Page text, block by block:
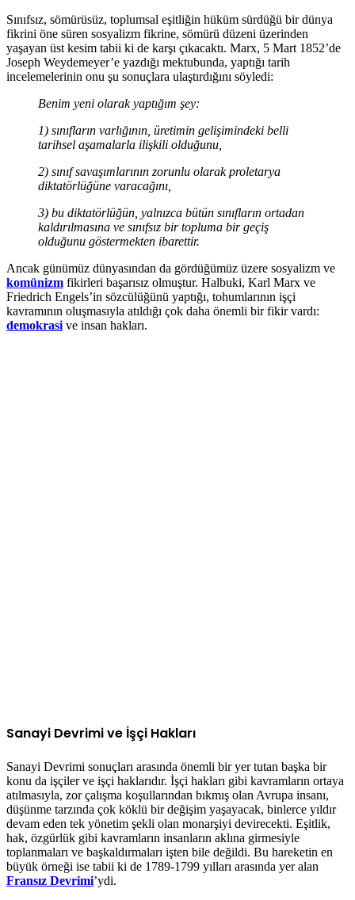
Sınıfsız, sömürüsüz, toplumsal eşitliğin hüküm sürdüğü bir dünya
fikrini öne süren sosyalizm fikrine, sömürü düzeni üzerinden
yaşayan üst kesim tabii ki de karşı çıkacaktı. Marx, 5 Mart 1852’de
Joseph Weydemeyer’e yazdığı mektubunda, yaptığı tarih
incelemelerinin onu şu sonuçlara ulaştırdığını söyledi:
Benim yeni olarak yaptığım şey:
1) sınıfların varlığının, üretimin gelişimindeki belli
tarihsel aşamalarla ilişkili olduğunu,
2) sınıf savaşımlarının zorunlu olarak proletarya
diktatörlüğüne varacağını,
3) bu diktatörlüğün, yalnızca bütün sınıfların ortadan
kaldırılmasına ve sınıfsız bir topluma bir geçiş
olduğunu göstermekten ibarettir.
Ancak günümüz dünyasından da gördüğümüz üzere sosyalizm ve
komünizm fikirleri başarısız olmuştur. Halbuki, Karl Marx ve
Friedrich Engels’in sözcülüğünü yaptığı, tohumlarının işçi
kavramının oluşmasıyla atıldığı çok daha önemli bir fikir vardı:
demokrasi ve insan hakları.
Sanayi Devrimi ve İşçi Hakları
Sanayi Devrimi sonuçları arasında önemli bir yer tutan başka bir
konu da işçiler ve işçi haklarıdır. İşçi hakları gibi kavramların ortaya
atılmasıyla, zor çalışma koşullarından bıkmış olan Avrupa insanı,
düşünme tarzında çok köklü bir değişim yaşayacak, binlerce yıldır
devam eden tek yönetim şekli olan monarşiyi devirecekti. Eşitlik,
hak, özgürlük gibi kavramların insanların aklına girmesiyle
toplanmaları ve başkaldırmaları işten bile değildi. Bu hareketin en
büyük örneği ise tabii ki de 1789-1799 yılları arasında yer alan
Fransız Devrimi’ydi.